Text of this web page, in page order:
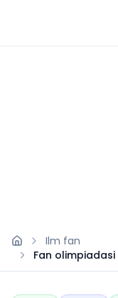
Ilm fan
Fan
sanalar